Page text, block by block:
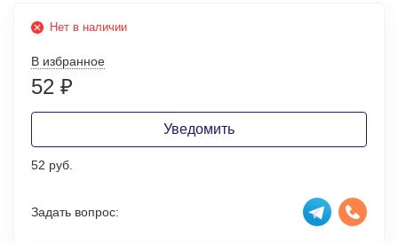
Нет в наличии
В избранное
52 ₽
Уведомить
52 руб.
Задать вопрос: